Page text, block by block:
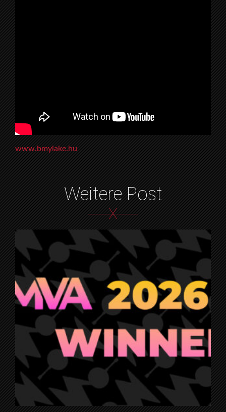
www.bmylake.hu
Weitere Post
X